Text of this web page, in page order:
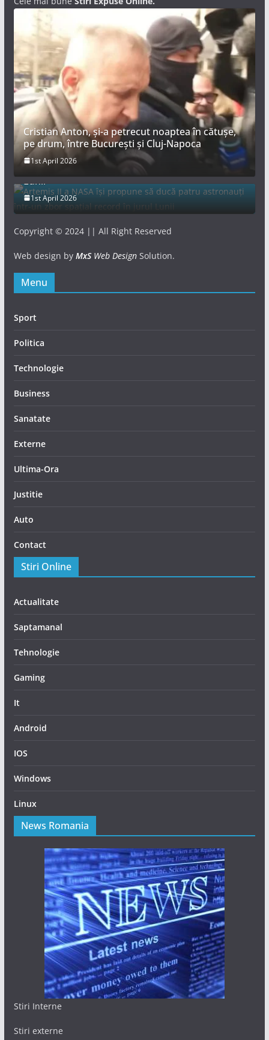
Cristian Anton, și-a petrecut noaptea în cătușe,
pe drum, între București și Cluj-Napoca
1st April 2026
Artemis II a NASA își propune să ducă patru
astronauți într-un zbor spațial record în jurul
Lunii
1st April 2026
Copyright © 2024 || All Right Reserved
Web design by MxSWeb DesignSolution.
Menu
Sport
Politica
Technologie
Business
Sanatate
Externe
Ultima-Ora
Justitie
Auto
Contact
Stiri Online
Actualitate
Saptamanal
Tehnologie
Gaming
It
Android
IOS
Windows
Linux
News Romania
Stiri Interne
Stiri externe